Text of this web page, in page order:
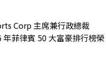
Corp 主席兼行政總裁
菲律賓 50 大富豪排行榜榮